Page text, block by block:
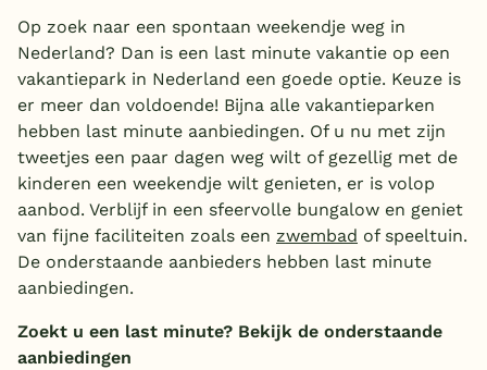
Op zoek naar een spontaan weekendje weg in
Nederland? Dan is een last minute vakantie op een
vakantiepark in Nederland een goede optie. Keuze is
er meer dan voldoende! Bijna alle vakantieparken
hebben last minute aanbiedingen. Of u nu met zijn
tweetjes een paar dagen weg wilt of gezellig met de
kinderen een weekendje wilt genieten, er is volop
aanbod. Verblijf in een sfeervolle bungalow en geniet
van fijne faciliteiten zoals een zwembad of speeltuin.
De onderstaande aanbieders hebben last minute
aanbiedingen.
Zoekt u een last minute? Bekijk de onderstaande
aanbiedingen